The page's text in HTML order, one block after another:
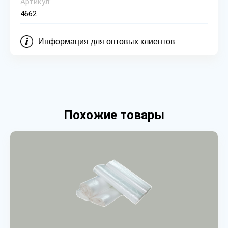
4662
Информация для оптовых клиентов
Похожие товары